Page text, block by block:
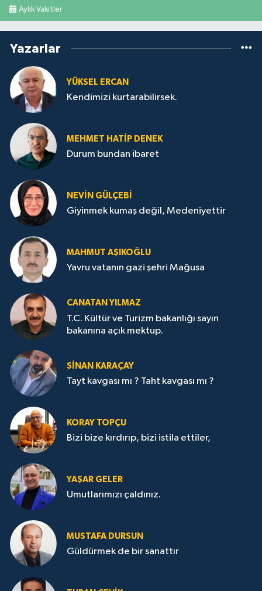
Aylık Vakitler
Yazarlar
YÜKSEL ERCAN
Kendimizi kurtarabilirsek.
MEHMET HATİP DENEK
Durum bundan ibaret
NEVİN GÜLÇEBİ
Giyinmek kumaş değil, Medeniyettir
MAHMUT AŞIKOĞLU
Yavru vatanın gazi şehri Mağusa
CANATAN YILMAZ
T.C. Kültür ve Turizm bakanlığı sayın
bakanına açık mektup.
SİNAN KARAÇAY
Tayt kavgası mı ? Taht kavgası mı ?
KORAY TOPÇU
Bizi bize kırdırıp, bizi istila ettiler,
YAŞAR GELER
Umutlarımızı çaldınız.
MUSTAFA DURSUN
Güldürmek de bir sanattır